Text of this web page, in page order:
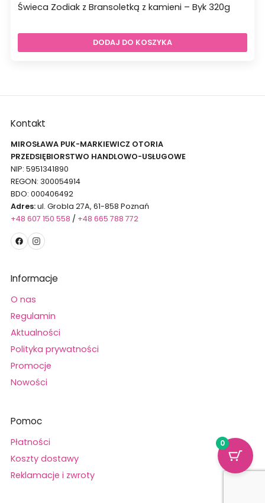
Świeca Zodiak z Bransoletką z kamieni – Byk 320g
DODAJ DO KOSZYKA
Kontakt
MIROSŁAWA PUK-MARKIEWICZ OTORIA
PRZEDSIĘBIORSTWO HANDLOWO-USŁUGOWE
NIP: 5951341890
REGON: 300054914
BDO: 000406492
Adres:ul. Grobla 27A, 61-858 Poznań
+48 607 150 558 / +48 665 788 772
Informacje
O nas
Regulamin
Aktualności
Polityka prywatności
Promocje
Nowości
Pomoc
Płatności
Koszty dostawy
Reklamacje i zwroty
0